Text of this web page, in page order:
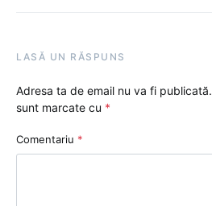
LASĂ UN RĂSPUNS
Adresa ta de email nu va fi publicată.
sunt marcate cu *
Comentariu *